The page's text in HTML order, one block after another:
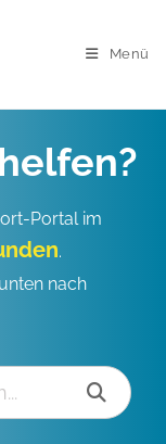
Menü
helfen?
Portal im
.
nach